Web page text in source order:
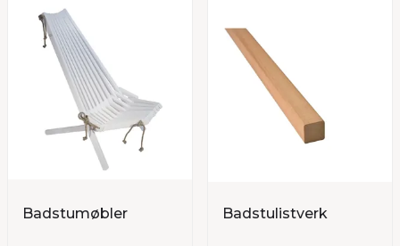
Badstumøbler Badstulistverk